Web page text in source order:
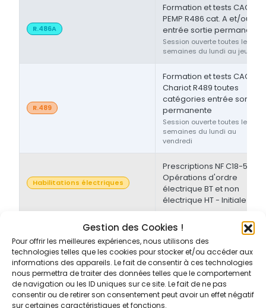
Gestion des Cookies !
Pour offrir les meilleures expériences, nous utilisons des
technologies telles que les cookies pour stocker et/ou accéder aux
informations des appareils. Le fait de consentir à ces technologies
nous permettra de traiter des données telles que le comportement
de navigation ou les ID uniques sur ce site. Le fait de ne pas
consentir ou de retirer son consentement peut avoir un effet négatif
sur certaines caractéristiques et fonctions.
R.486A
Formation et tests CACES®
PEMP R486 cat. A et/ou B
entrée sortie permanente
Session ouverte toutes les
semaines du lundi au jeudi
R.489
Formation et tests CACES®
Chariot R489 toutes
catégories entrée sortie
permanente
Session ouverte toutes les
semaines du lundi au
vendredi
Habilitations électriques
Prescriptions NF C18-510 -
Opérations d'ordre
électrique BT et non
électrique HT - Initiale
Habilitations électriques
Prescriptions NF C18-510 -
Opérations d'ordre non-
électrique BT et/ou HT -
Initiale/Recyclage
Prescriptions NF C18-510 -
Opérations d'ordre non-